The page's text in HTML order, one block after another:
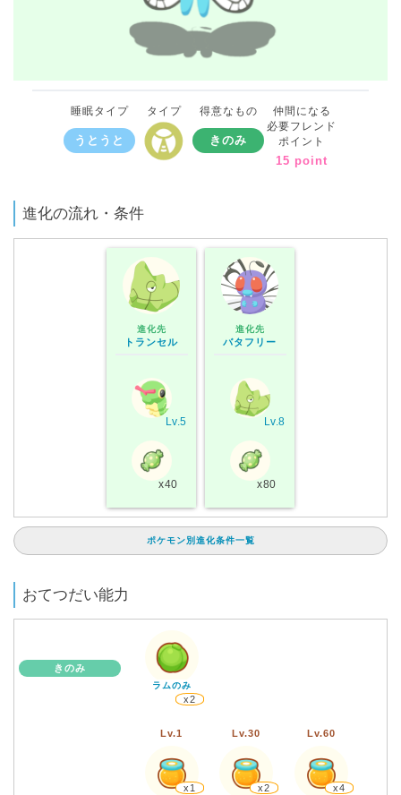
睡眠タイプ
うとうと
タイプ 得意なもの
きのみ
仲間になる
必要フレンド
ポイント
15 point
進化の流れ・条件
進化先
トランセル
Lv.5
x40
進化先
バタフリー
Lv.8
x80
ポケモン別進化条件一覧
おてつだい能力
きのみ
ラムのみ
x2
Lv.1
x1
Lv.30
x2
Lv.60
x4